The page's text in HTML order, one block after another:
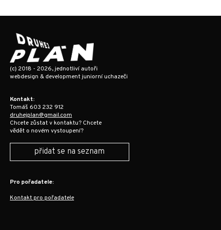
(c) 2018 - 2026, jednotliví autoři
webdesign & development juniorní uchazeči
Kontakt:
Tomáš 603 232 912
druhejplan@gmail.com
Chcete zůstat v kontaktu? Chcete
vědět o novém vystoupení?
přidat se na seznam
Pro pořadatele:
Kontakt pro pořadatele